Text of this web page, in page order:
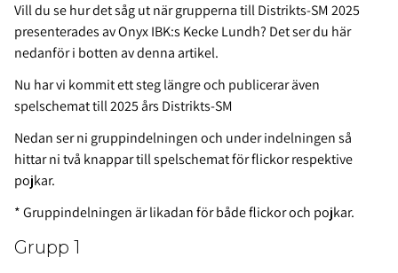
Vill du se hur det såg ut när grupperna till Distrikts-SM 2025
presenterades av Onyx IBK:s Kecke Lundh? Det ser du här
nedanför i botten av denna artikel.
Nu har vi kommit ett steg längre och publicerar även
spelschemat till 2025 års Distrikts-SM
Nedan ser ni gruppindelningen och under indelningen så
hittar ni två knappar till spelschemat för flickor respektive
pojkar.
* Gruppindelningen är likadan för både flickor och pojkar.
Grupp 1